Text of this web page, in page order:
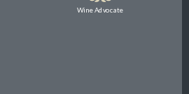
Wine Advocate